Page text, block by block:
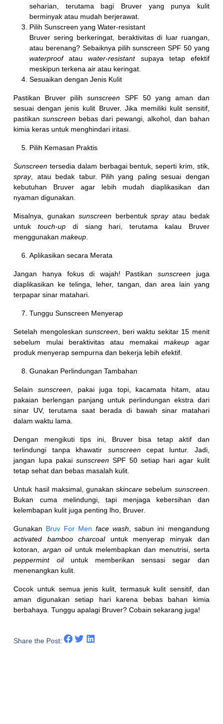
seharian, terutama bagi Bruver yang punya kulit
berminyak atau mudah berjerawat.
Pilih Sunscreen yang Water-resistant
Bruver sering berkeringat, beraktivitas di luar ruangan,
atau berenang? Sebaiknya pilih sunscreen SPF 50 yang
waterproofatauwater-resistantsupaya tetap efektif
meskipun terkena air atau keringat.
Sesuaikan dengan Jenis Kulit
Pastikan Bruver pilihsunscreen SPF 50 yang aman dan
sesuai dengan jenis kulit Bruver. Jika memiliki kulit sensitif,
pastikansunscreen bebas dari pewangi, alkohol, dan bahan
kimia keras untuk menghindari iritasi.
Pilih Kemasan Praktis
Sunscreentersedia dalam berbagai bentuk, seperti krim, stik,
spray, atau bedak tabur. Pilih yang paling sesuai dengan
kebutuhan Bruver agar lebih mudah diaplikasikan dan
nyaman digunakan.
Misalnya, gunakan sunscreen berbentukspray atau bedak
untuktouch-up di siang hari, terutama kalau Bruver
menggunakanmakeup
Aplikasikan secara Merata
Jangan hanya fokus di wajah! Pastikansunscreen juga
diaplikasikan ke telinga, leher, tangan, dan area lain yang
terpapar sinar matahari.
Tunggu Sunscreen Menyerap
Setelah mengoleskan sunscreen, beri waktu sekitar 15 menit
sebelum mulai beraktivitas atau memakaimakeup agar
produk menyerap sempurna dan bekerja lebih efektif.
Gunakan Perlindungan Tambahan
Selain sunscreen , pakai juga topi, kacamata hitam, atau
pakaian berlengan panjang untuk perlindungan ekstra dari
sinar UV, terutama saat berada di bawah sinar matahari
dalam waktu lama.
Dengan mengikuti tips ini, Bruver bisa tetap aktif dan
terlindungi tanpa khawatir sunscreen cepat luntur. Jadi,
jangan lupa pakai sunscreen SPF 50 setiap hari agar kulit
tetap sehat dan bebas masalah kulit.
Untuk hasil maksimal, gunakanskincaresebelum sunscreen.
Bukan cuma melindungi, tapi menjaga kebersihan dan
kelembapan kulit juga penting lho, Bruver.
Gunakan Bruv For Men face wash , sabun ini mengandung
activated bamboo charcoaluntuk menyerap minyak dan
kotoran,argan oil untuk melembapkan dan menutrisi, serta
peppermint oiluntuk memberikan sensasi segar dan
menenangkan kulit.
Cocok untuk semua jenis kulit, termasuk kulit sensitif, dan
aman digunakan setiap hari karena bebas bahan kimia
berbahaya. Tunggu apalagi Bruver? Cobain sekarang juga!
Share the Post: